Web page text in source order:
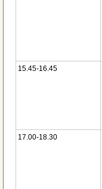
15.45-16.45
17.00-18.30